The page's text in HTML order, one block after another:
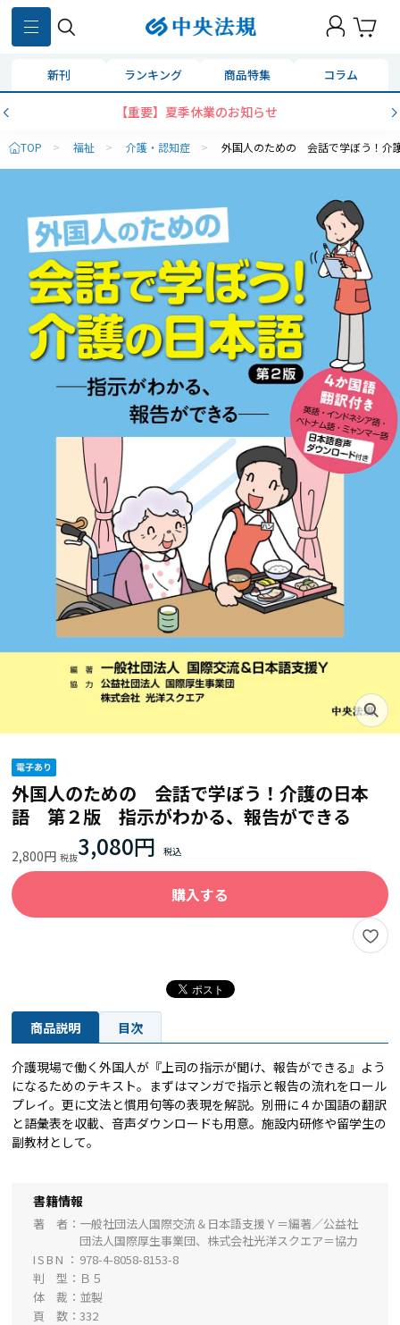
新刊 ランキング 商品特集 コラム
【重要】夏季休業のお知らせ
TOP > 福祉 > 介護・認知症 > 外国人のための 会話で学ぼう！
外国人のための 会話で学ぼう！介護の日本
語 第２版 指示がわかる、報告ができる
2,800円 3,080円
購入する
商品説明 目次
介護現場で働く外国人が『上司の指示が聞け、報告ができる』よう
になるためのテキスト。まずはマンガで指示と報告の流れをロール
プレイ。更に文法と慣用句等の表現を解説。別冊に４か国語の翻訳
と語彙表を収載、音声ダウンロードも用意。施設内研修や留学生の
副教材として。
書籍情報
著 者
一般社団法人国際交流＆日本語支援Ｙ＝編著／公益社
団法人国際厚生事業団、株式会社光洋スクエア＝協力
ISBN
978-4-8058-8153-8
判 型
Ｂ５
体 裁
並製
頁 数
332